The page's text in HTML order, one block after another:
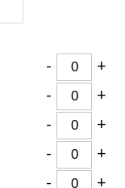
- +
- +
- +
- +
- +